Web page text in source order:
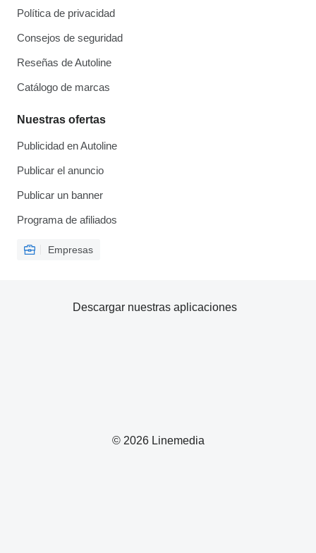
Política de privacidad
Consejos de seguridad
Reseñas de Autoline
Catálogo de marcas
Nuestras ofertas
Publicidad en Autoline
Publicar el anuncio
Publicar un banner
Programa de afiliados
Empresas
© 2026 Linemedia
Descargar nuestras aplicaciones